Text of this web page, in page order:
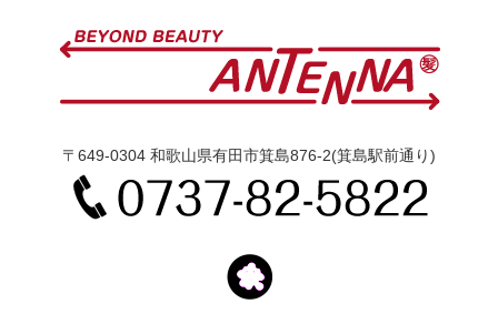
〒649-0304 和歌山県有田市箕島876-2(箕島駅前通り)